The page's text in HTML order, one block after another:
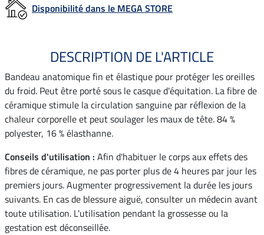
Disponibilité dans le MEGA STORE
DESCRIPTION DE L'ARTICLE
Bandeau anatomique fin et élastique pour protéger les oreilles
du froid. Peut être porté sous le casque d'équitation. La fibre de
céramique stimule la circulation sanguine par réflexion de la
chaleur corporelle et peut soulager les maux de tête. 84 %
polyester, 16 % élasthanne.
Conseils d'utilisation : Afin d'habituer le corps aux effets des
fibres de céramique, ne pas porter plus de 4 heures par jour les
premiers jours. Augmenter progressivement la durée les jours
suivants. En cas de blessure aiguë, consulter un médecin avant
toute utilisation. L'utilisation pendant la grossesse ou la
gestation est déconseillée.